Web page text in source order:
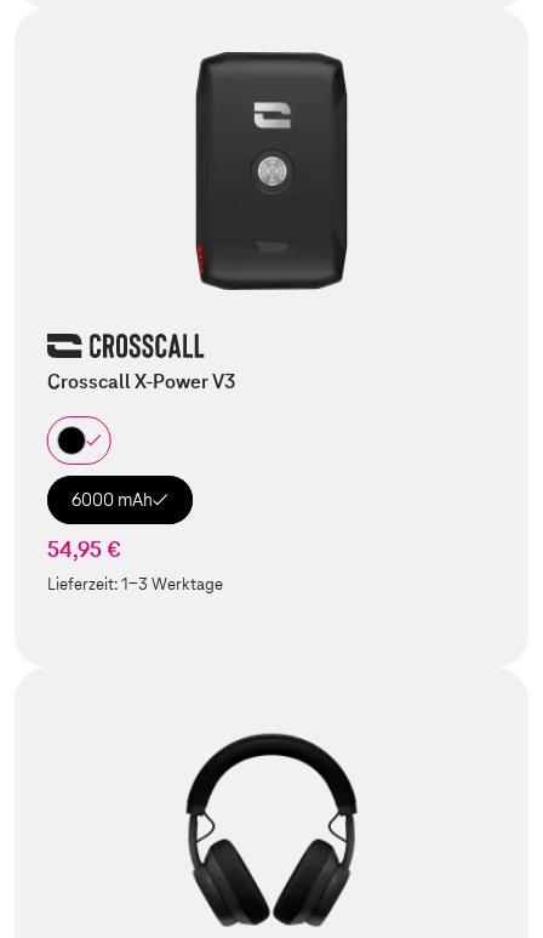
Crosscall X-Power V3
6000 mAh
54,95 €
Lieferzeit:1-3 Werktage